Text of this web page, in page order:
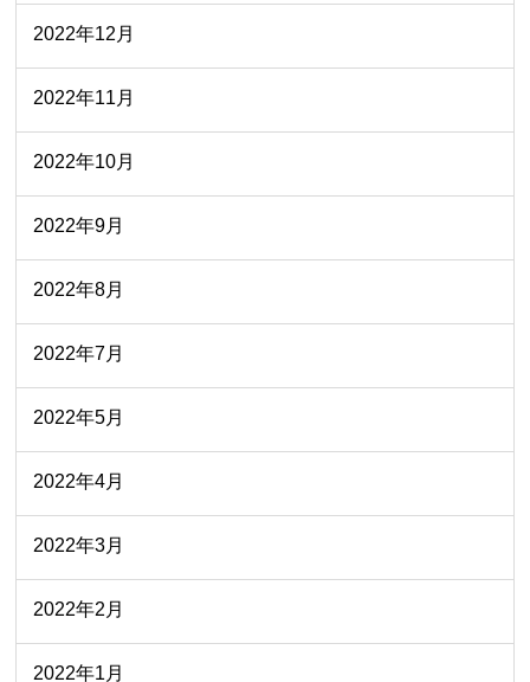
2022年12月
2022年11月
2022年10月
2022年9月
2022年8月
2022年7月
2022年5月
2022年4月
2022年3月
2022年2月
2022年1月